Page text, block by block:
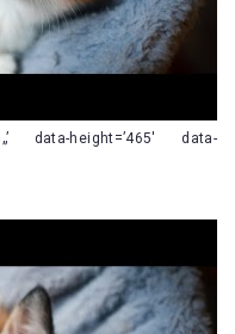
data-height=’465′ data-